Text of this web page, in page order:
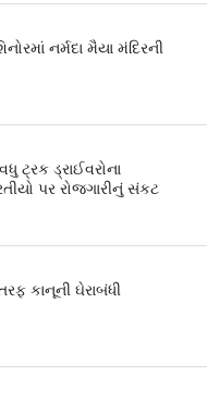
નર્મદા મૈયા મંદિરની
ટ્રક ડ્રાઈવરોના
પર રોજગારીનું સંકટ
કાનૂની ઘેરાબંધી